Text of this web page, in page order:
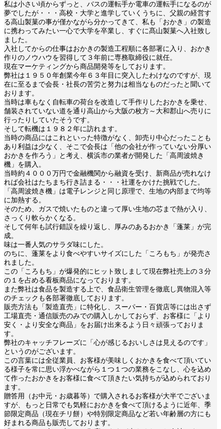
私は小さい頃からずっと、バスの運転手か電車の運転手になるのが
夢でしたが・・・高校・大学と進学していくうちに、父親の経営す
る高山製菓の事が僅かながら分かってきて、私も「おかき」の製造
に携わってみたい一心で大学を卒業し、すぐに髙山製菓へ入社致し
ました。
入社してからの仕事はおかきの製造工程順に各部署に入り、おかき
作りのノウハウを習得して３年前に専務取締役に就任。
現在マーケティングから商品開発等をしております。
弊社は１９５０年創業今年６３年目に突入したわけなのですが、現
在に至るまで会長・社長の苦労と努力は相当なものだったと聞いて
おります。
当時は車もなく自転車の荷台を改造して手作りしたおかきを乗せ、
舗装されていない道を通り高山から大阪の枚方～大和郡山へ売りに
行ったりしていたそうです。
そして転機は１９８２年に訪れます。
当時の商品にはこれといった特徴がなく、卸売り中心だったことも
あり利益は少なく、そこで会長は「他の会社が作っていない分厚い
おかきを作ろう」と考え、横浜市の業者が開発した「高周波焼き
機」を購入。
当時約４０００万円で金融機関から融資を受け、新商品が売れなけ
れば会社はたちまち行き詰まる・・・社運をかけた挑戦でした。
「高周波焼き機」は電子レンジと同じ原理で、生地の内部まで均等
に加熱する。
そのため、ガスで焼いたものと違って厚い生地の芯まで熱が入り、
さっくり軟らかくなる。
そして何年も試行錯誤を繰り返し、厚みのあるおかき「蓬莱」が完
成。
味は一番人気のサラダ味にした。
のちに、蓬莱をより食べやすいサイズにした「ころもち」が発売さ
れました。
この「ころもち」が爆発的にヒット致しまして現在弊社売上の３分
の１を占める看板商品になっております。
また弊社は食品を製造する上で、食品衛生管理を徹底し異物混入等
のチェックも各部署徹底しております。
販売方法も「製造直売」に特化し、スーパー・百貨店等には出さず
工場直売・通信販売のみでの購入しかしておらず、お客様に「より
安く・より安全な商品」をお届け出来るよう日々頑張っておりま
す。
弊社のキャッチフレーズに「心が感じるおいしさは見えるのです」
というのがございます。
この言葉には全従業員、お客様が美味しくおかきを食べて頂いてい
る様子を常に思い浮かべながら１つ１つの業務をこなし、心を込め
て作ったおかきをお客様に食べて頂きたい気持ちが込められており
ます。
贈答用（お中元・お歳暮等）で購入されるお客様が大半でございま
すが、もっと日常でも気軽におかきを食べて頂けるように近年、季
節限定商品（現在チリ餅）や特別限定商品など若い年齢層の方にも
好まれる商品も販売しております。